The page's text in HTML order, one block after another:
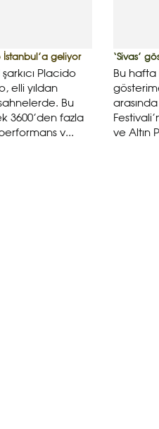
İstanbul’a geliyor
şarkıcı Placido
elli yıldan
Bu
3600’den fazla
v...
‘Sivas’
Bu hafta
ve Altın